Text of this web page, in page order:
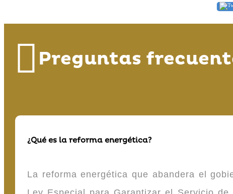
Preguntas
¿Qué es la reforma energética?
La reforma energética que abandera el